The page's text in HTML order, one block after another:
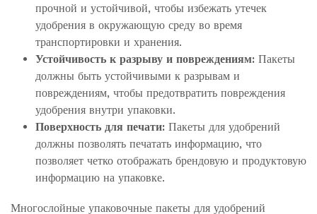
прочной и устойчивой, чтобы избежать утечек
удобрения в окружающую среду во время
транспортировки и хранения.
Устойчивость к разрыву и повреждениям: Пакеты
должны быть устойчивыми к разрывам и
повреждениям, чтобы предотвратить повреждения
удобрения внутри упаковки.
Поверхность для печати: Пакеты для удобрений
должны позволять печатать информацию, что
позволяет четко отображать брендовую и продуктовую
информацию на упаковке.
Многослойные упаковочные пакеты для удобрений